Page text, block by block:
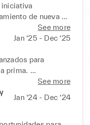
iniciativa
de nueva
para asegurar
proyecto.
y comercial
clientes dentro del
la
See more
Jan ‘25 - Dec ‘25
para
prima.
a KPIs
blandas y
See more
Jan ‘24 - Dec ‘24